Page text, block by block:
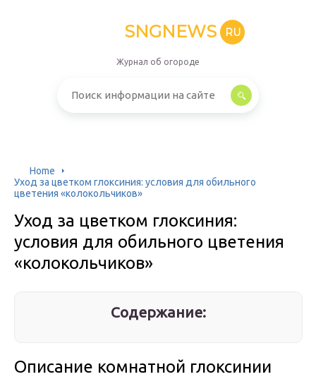
SNGNEWS RU
Журнал об огороде
Home
Уход за цветком глоксиния: условия для обильного
цветения «колокольчиков»
Уход за цветком глоксиния:
условия для обильного цветения
«колокольчиков»
Содержание:
Описание комнатной глоксинии